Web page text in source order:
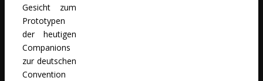
Gesicht zum
Prototypen
der heutigen
Companions
zur deutschen
Convention